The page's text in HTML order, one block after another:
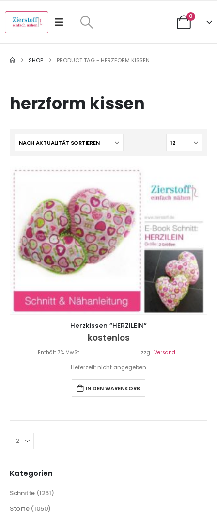
0
SHOP PRODUCT TAG - HERZFORM KISSEN
herzform kissen
Herzkissen “HERZILEIN”
kostenlos
Enthält 7% MwSt. zzgl. Versand
Lieferzeit: nicht angegeben
IN DEN WARENKORB
Kategorien
Schnitte (1261)
Stoffe (1050)